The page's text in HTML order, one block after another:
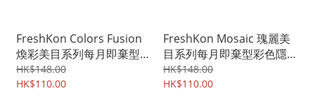
FreshKon Colors Fusion
煥彩美目系列每月即棄型彩
色隱形眼鏡 | 每盒2片裝
HK$148.00
HK$110.00
FreshKon Mosaic 瑰麗美
目系列每月即棄型彩色隱形
眼鏡 | 每盒2片裝
HK$148.00
HK$110.00